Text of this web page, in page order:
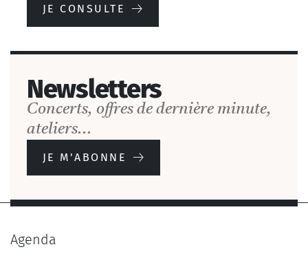
JE CONSULTE
Newsletters
Concerts, offres de dernière minute,
ateliers...
JE M'ABONNE
Agenda